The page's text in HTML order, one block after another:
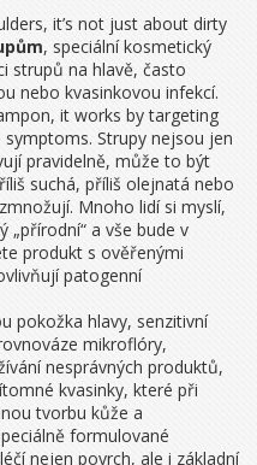
it’s not just about dirty
, speciální kosmetický
strupů na hlavě, často
nebo kvasinkovou infekcí.
, it works by targeting
Strupy nejsou jen
pravidelně, může to být
suchá, příliš olejnatá nebo
Mnoho lidí si myslí,
„přírodní“ a vše bude v
produkt s ověřenými
patogenní
pokožka hlavy, senzitivní
mikroflóry,
nesprávných produktů,
kvasinky, které při
tvorbu kůže a
formulované
nejen povrch, ale i základní